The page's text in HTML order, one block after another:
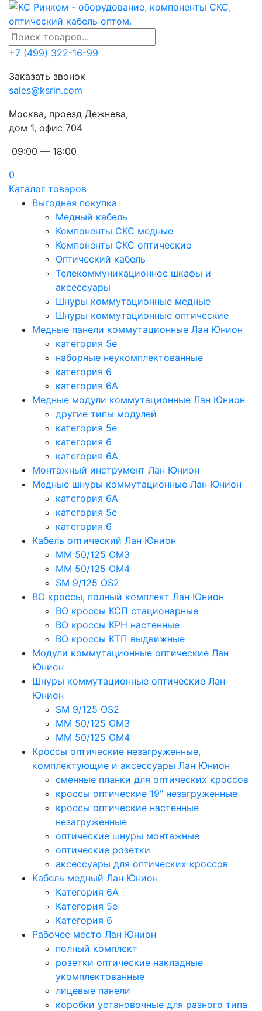
+7 (499) 322-16-99
Заказать звонок
sales@ksrin.com
Москва, проезд Дежнева,
дом 1, офис 704
09:00 — 18:00
0
Каталог товаров
Выгодная покупка
Медный кабель
Компоненты СКС медные
Компоненты СКС оптические
Оптический кабель
Телекоммуникационное шкафы и
аксессуары
Шнуры коммутационные медные
Шнуры коммутационные оптические
Медные панели коммутационные Лан Юнион
категория 5e
наборные неукомплектованные
категория 6
категория 6A
Медные модули коммутационные Лан Юнион
другие типы модулей
категория 5е
категория 6
категория 6A
Монтажный инструмент Лан Юнион
Медные шнуры коммутационные Лан Юнион
категория 6A
категория 5e
категория 6
Кабель оптический Лан Юнион
MM 50/125 OM3
MM 50/125 OM4
SM 9/125 OS2
ВО кроссы, полный комплект Лан Юнион
ВО кроссы КСП стационарные
ВО кроссы КРН настенные
ВО кроссы КТП выдвижные
Модули коммутационные оптические Лан
Юнион
Шнуры коммутационные оптические Лан
Юнион
SM 9/125 OS2
MM 50/125 OM3
MM 50/125 OM4
Кроссы оптические незагруженные,
комплектующие и аксессуары Лан Юнион
сменные планки для оптических кроссов
кроссы оптические 19" незагруженные
кроссы оптические настенные
незагруженные
оптические шнуры монтажные
оптические розетки
аксессуары для оптических кроссов
Кабель медный Лан Юнион
Категория 6A
Категория 5e
Категория 6
Рабочее место Лан Юнион
полный комплект
розетки оптические накладные
укомплектованные
лицевые панели
коробки установочные для разного типа